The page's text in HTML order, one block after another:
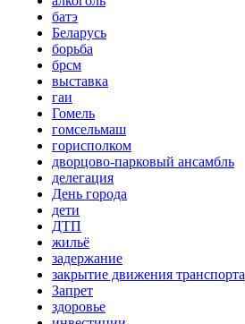
батэ
Беларусь
борьба
брсм
выставка
гаи
Гомель
гомсельмаш
горисполком
дворцово-парковый ансамбль
делегация
День города
дети
ДТП
жильё
задержание
закрытие движения транспорта
Запрет
здоровье